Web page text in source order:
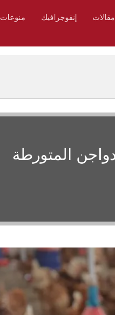
مقالات إنفوجرافيك منوعات
المتورطة